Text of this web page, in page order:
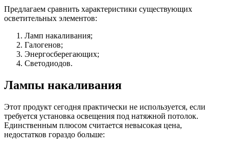
Предлагаем сравнить характеристики существующих
осветительных элементов:
Ламп накаливания;
Галогенов;
Энергосберегающих;
Светодиодов.
Лампы накаливания
Этот продукт сегодня практически не используется, если
требуется установка освещения под натяжной потолок.
Единственным плюсом считается невысокая цена,
недостатков гораздо больше: